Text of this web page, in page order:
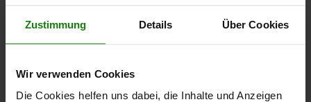
Zustimmung Details Über Cookies
Wir verwenden Cookies
Die Cookies helfen uns dabei, die Inhalte und Anzeigen
OUTSIDE DIAMETER=32±0,2
FASTENING HOLE=5,5
D2=11,5 HEIGHT=7